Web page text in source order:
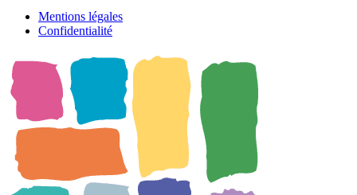
Mentions légales
Confidentialité